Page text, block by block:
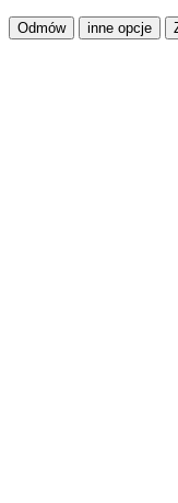
Odmów inne opcje